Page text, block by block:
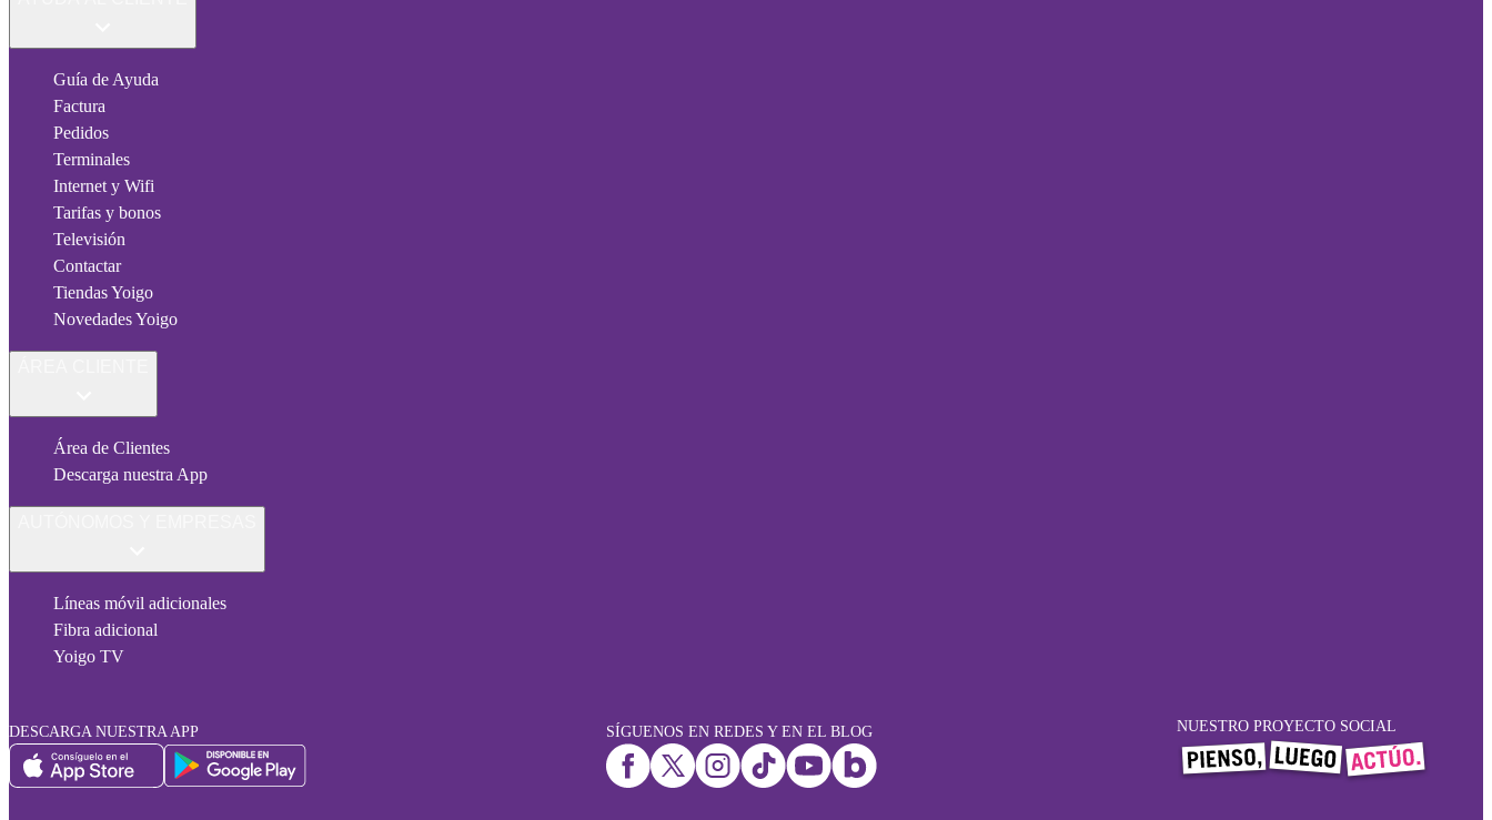
Guía de Ayuda
Factura
Pedidos
Terminales
Internet y Wifi
Tarifas y bonos
Televisión
Contactar
Tiendas Yoigo
Novedades Yoigo
Área de Clientes
Descarga nuestra App
Líneas móvil adicionales
Fibra adicional
Yoigo TV
DESCARGA NUESTRA APP SÍGUENOS EN REDES Y EN EL BLOG NUESTRO PROYECTO SOCIAL